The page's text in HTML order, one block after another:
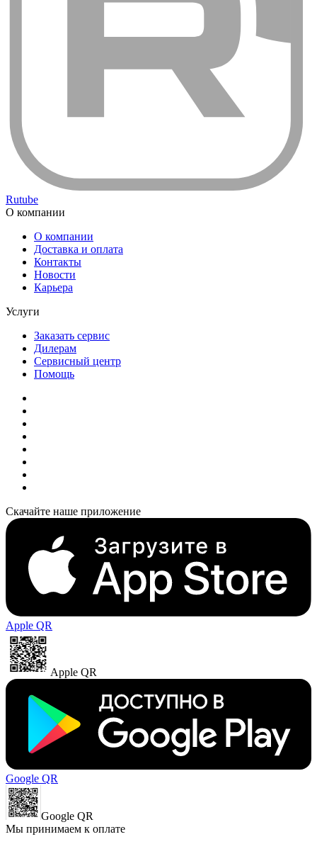
Rutube
О компании
О компании
Доставка и оплата
Контакты
Новости
Карьера
Услуги
Заказать сервис
Дилерам
Сервисный центр
Помощь
Скачайте наше приложение
Apple QR
Apple QR
Google QR
Google QR
Мы принимаем к оплате